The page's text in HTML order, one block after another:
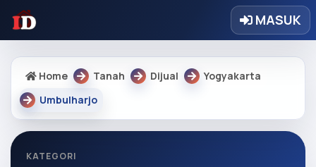
MASUK
Home Tanah Dijual
Yogyakarta
Umbulharjo
KATEGORI